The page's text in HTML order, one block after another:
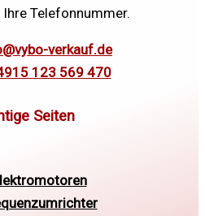
Ihre Telefonnummer.
verkauf.de
123 569 470